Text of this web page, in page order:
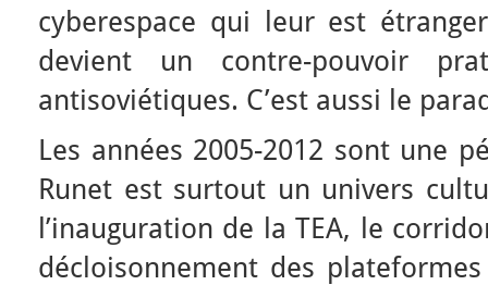
cyberespace qui leur est
devient un contre-pouvoir
antisoviétiques. C’est aussi le
Les années 2005-2012 sont une
Runet est surtout un univers
l’inauguration de la TEA, le
décloisonnement des